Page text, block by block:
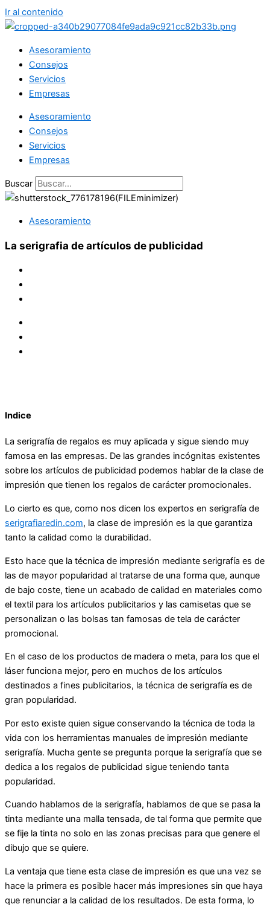
Ir al contenido
Asesoramiento
Consejos
Servicios
Empresas
Asesoramiento
Consejos
Servicios
Empresas
Buscar
Asesoramiento
La serigrafia de artículos de publicidad
Indice
La serigrafía de regalos es muy aplicada y sigue siendo muy
famosa en las empresas. De las grandes incógnitas existentes
sobre los artículos de publicidad podemos hablar de la clase de
impresión que tienen los regalos de carácter promocionales.
Lo cierto es que, como nos dicen los expertos en serigrafía de
serigrafiaredin.com, la clase de impresión es la que garantiza
tanto la calidad como la durabilidad.
Esto hace que la técnica de impresión mediante serigrafía es de
las de mayor popularidad al tratarse de una forma que, aunque
de bajo coste, tiene un acabado de calidad en materiales como
el textil para los artículos publicitarios y las camisetas que se
personalizan o las bolsas tan famosas de tela de carácter
promocional.
En el caso de los productos de madera o meta, para los que el
láser funciona mejor, pero en muchos de los artículos
destinados a fines publicitarios, la técnica de serigrafía es de
gran popularidad.
Por esto existe quien sigue conservando la técnica de toda la
vida con los herramientas manuales de impresión mediante
serigrafía. Mucha gente se pregunta porque la serigrafía que se
dedica a los regalos de publicidad sigue teniendo tanta
popularidad.
Cuando hablamos de la serigrafía, hablamos de que se pasa la
tinta mediante una malla tensada, de tal forma que permite que
se fije la tinta no solo en las zonas precisas para que genere el
dibujo que se quiere.
La ventaja que tiene esta clase de impresión es que una vez se
hace la primera es posible hacer más impresiones sin que haya
que renunciar a la calidad de los resultados. De esta forma, lo